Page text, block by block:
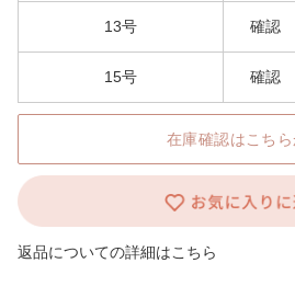
13号 確認
15号 確認
在庫確認はこちら
返品についての詳細はこちら